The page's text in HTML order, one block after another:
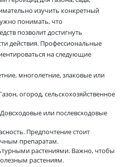
изучить конкретный
понимать, что
позволит достигнуть
действия. Профессиональные
на следующие
многолетние, злаковые или
огород, сельскохозяйственное
или послевсходовые
Предпочтение стоит
препаратам.
растениями. Важно, чтобы
растениям.